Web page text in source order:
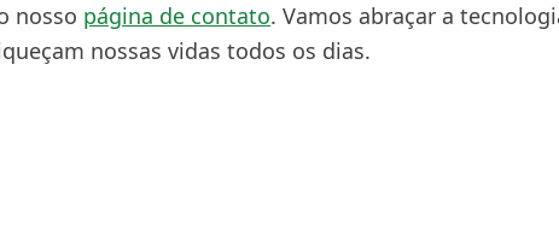
nosso página de contato. Vamos abraçar a
nossas vidas todos os dias.